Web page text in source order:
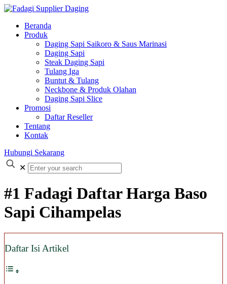
Beranda
Produk
Daging Sapi Saikoro & Saus Marinasi
Daging Sapi
Steak Daging Sapi
Tulang Iga
Buntut & Tulang
Neckbone & Produk Olahan
Daging Sapi Slice
Promosi
Daftar Reseller
Tentang
Kontak
Hubungi Sekarang
✕
#1 Fadagi Daftar Harga Baso
Sapi Cihampelas
Daftar Isi Artikel